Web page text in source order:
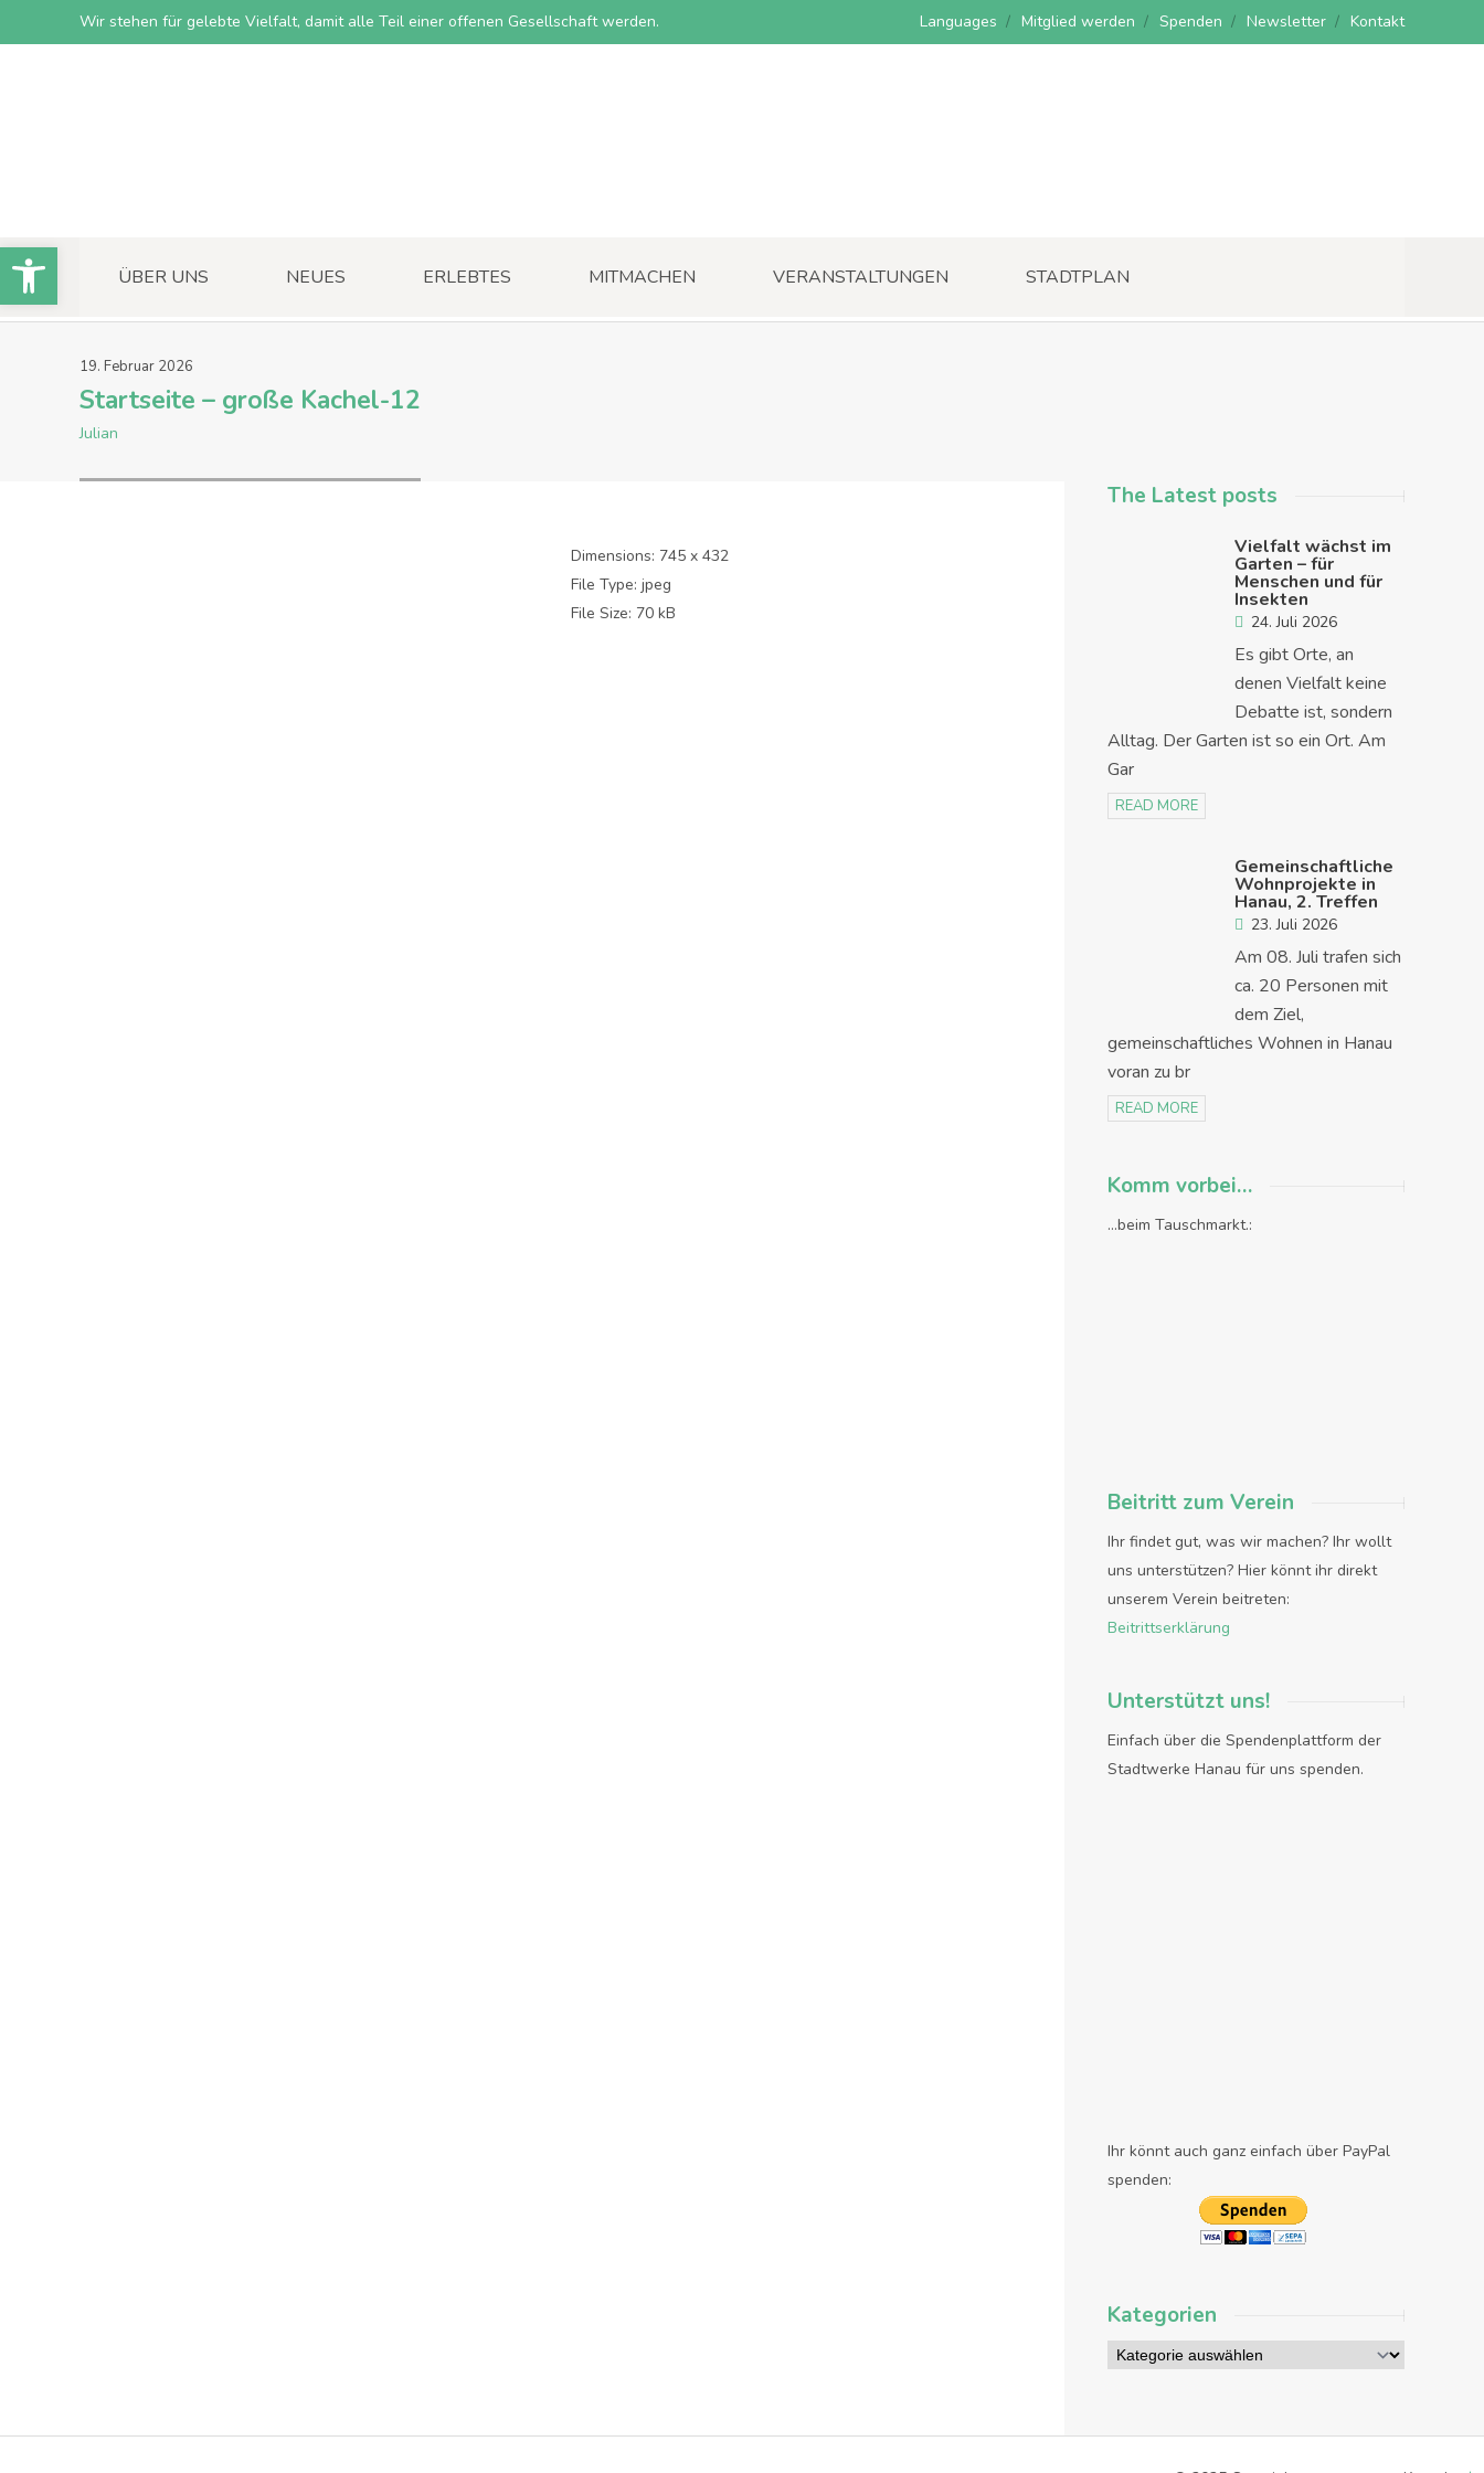
Wir stehen für gelebte Vielfalt, damit alle Teil einer offenen Gesellschaft werden. Languages Mitglied werden Spenden Newsletter Kontakt
ÜBER UNS NEUES ERLEBTES MITMACHEN VERANSTALTUNGEN STADTPLAN
19. Februar 2026
Startseite – große Kachel-12
Julian
Dimensions: 745 x 432
File Type: jpeg
File Size: 70 kB
The Latest posts
Vielfalt wächst im
Garten – für
Menschen und für
Insekten
24. Juli 2026
Es gibt Orte, an
denen Vielfalt keine
Debatte ist, sondern
Alltag. Der Garten ist so ein Ort. Am
Gar
READ MORE
Gemeinschaftliche
Wohnprojekte in
Hanau, 2. Treffen
23. Juli 2026
Am 08. Juli trafen sich
ca. 20 Personen mit
dem Ziel,
gemeinschaftliches Wohnen in Hanau
voran zu br
READ MORE
Komm vorbei…
...beim Tauschmarkt.:
Beitritt zum Verein
Ihr findet gut, was wir machen? Ihr wollt
uns unterstützen? Hier könnt ihr direkt
unserem Verein beitreten:
Beitrittserklärung
Unterstützt uns!
Einfach über die Spendenplattform der
Stadtwerke Hanau für uns spenden.
Ihr könnt auch ganz einfach über PayPal
spenden:
Kategorien
Open toolbar